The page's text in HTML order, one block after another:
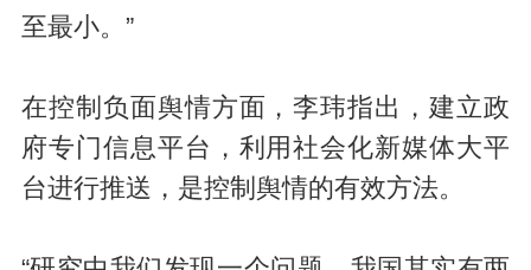
至最小。”
在控制负面舆情方面，李玮指出，建立政
府专门信息平台，利用社会化新媒体大平
台进行推送，是控制舆情的有效方法。